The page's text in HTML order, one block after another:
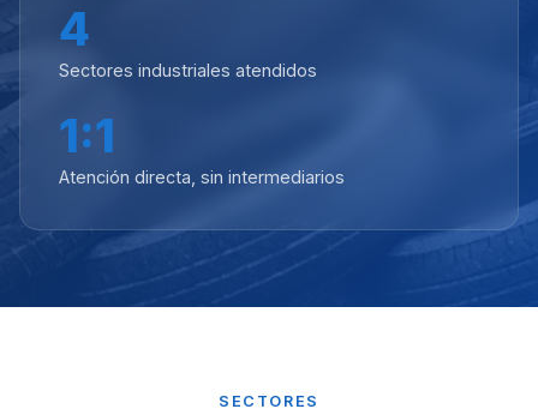
4
Sectores industriales atendidos
1:1
Atención directa, sin intermediarios
SECTORES